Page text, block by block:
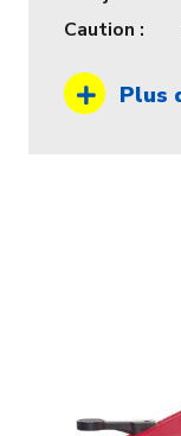
Caution :
Plus